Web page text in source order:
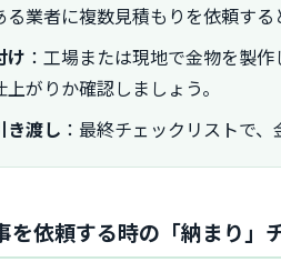
業者に複数見積もりを依頼する
け ：工場または現地で金物を製
がりか確認しましょう。
き渡し ：最終チェックリストで
を依頼する時の「納まり」